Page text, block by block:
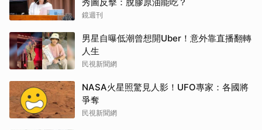
秀圖反擊：脫膠原油能吃？
鏡週刊
男星自曝低潮曾想開Uber！意外靠直播翻轉
人生
民視新聞網
NASA火星照驚見人影！UFO專家：各國將
爭奪
民視新聞網